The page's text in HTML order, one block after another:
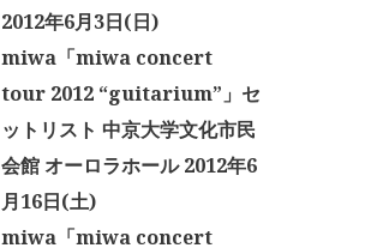
2012年6月3日(日)
miwa「miwa concert
tour 2012 “guitarium”」セ
ットリスト 中京大学文化市民
会館 オーロラホール 2012年6
月16日(土)
miwa「miwa concert